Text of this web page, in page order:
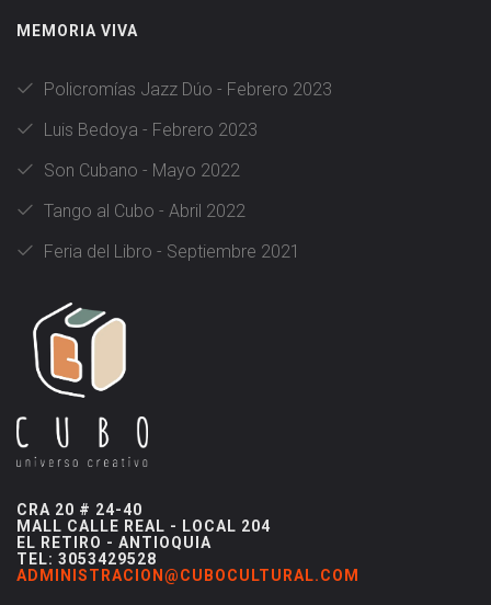
MEMORIA VIVA
Policromías Jazz Dúo - Febrero 2023
Luis Bedoya - Febrero 2023
Son Cubano - Mayo 2022
Tango al Cubo - Abril 2022
Feria del Libro - Septiembre 2021
CRA 20 # 24-40
MALL CALLE REAL - LOCAL 204
EL RETIRO - ANTIOQUIA
TEL: 3053429528
ADMINISTRACION@CUBOCULTURAL.COM